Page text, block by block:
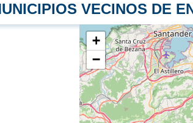
VECINOS DE
+
−